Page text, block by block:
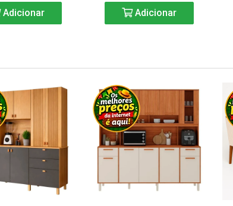
Adicionar Adicionar